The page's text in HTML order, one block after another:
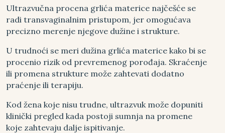
Ultrazvučna procena grlića materice najčešće se
radi transvaginalnim pristupom, jer omogućava
precizno merenje njegove dužine i strukture.
U trudnoći se meri dužina grlića materice kako bi se
procenio rizik od prevremenog porođaja. Skraćenje
ili promena strukture može zahtevati dodatno
praćenje ili terapiju.
Kod žena koje nisu trudne, ultrazvuk može dopuniti
klinički pregled kada postoji sumnja na promene
koje zahtevaju dalje ispitivanje.